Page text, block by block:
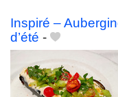
Inspiré –
d’été -